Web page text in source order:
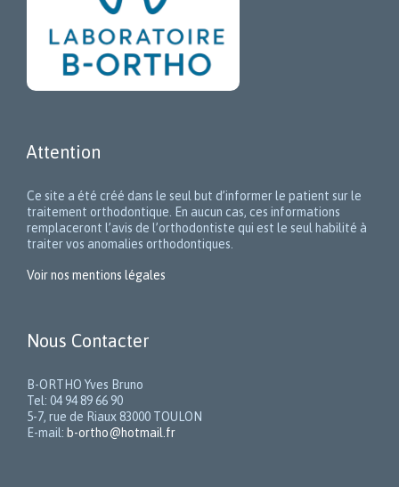
Attention
Ce site a été créé dans le seul but d’informer le patient sur le
traitement orthodontique. En aucun cas, ces informations
remplaceront l’avis de l’orthodontiste qui est le seul habilité à
traiter vos anomalies orthodontiques.
Voir nos mentions légales
Nous Contacter
B-ORTHO Yves Bruno
Tel: 04 94 89 66 90
5-7, rue de Riaux 83000 TOULON
E-mail: b-ortho@hotmail.fr